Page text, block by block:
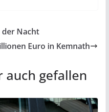
der Nacht
Euro in Kemnath
auch gefallen